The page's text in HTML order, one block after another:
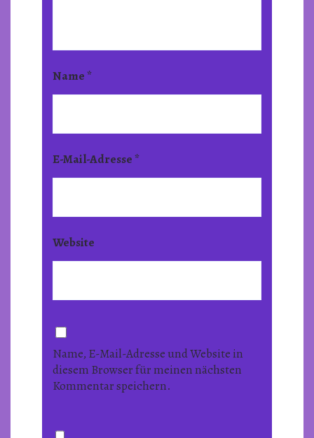
Name*
E-Mail-Adresse*
Website
Name, E-Mail-Adresse und Website in
diesem Browser für meinen nächsten
Kommentar speichern.